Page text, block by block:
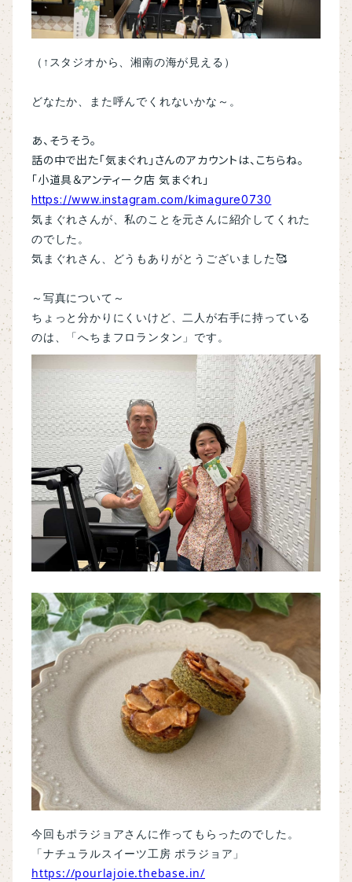
（↑スタジオから、湘南の海が見える）
どなたか、また呼んでくれないかな～。
あ、そうそう。
話の中で出た「気まぐれ」さんのアカウントは、こちらね。
「小道具＆アンティーク店 気まぐれ」
https://www.instagram.com/kimagure0730
気まぐれさんが、私のことを元さんに紹介してくれた
のでした。
気まぐれさん、どうもありがとうございました🥰
～写真について～
ちょっと分かりにくいけど、二人が右手に持っている
のは、「へちまフロランタン」です。
今回もポラジョアさんに作ってもらったのでした。
「ナチュラルスイーツ工房 ポラジョア」
https://pourlajoie.thebase.in/